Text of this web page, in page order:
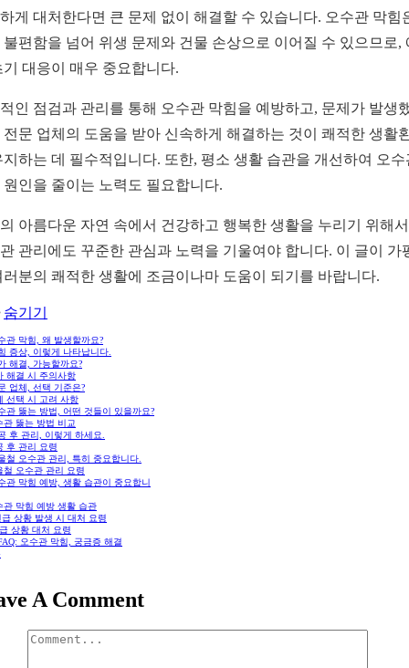
게 대처한다면 큰 문제 없이 해결할 수 있습니다. 오수관 막힘
불편함을 넘어 위생 문제와 건물 손상으로 이어질 수 있으므로,
기 대응이 매우 중요합니다.
인 점검과 관리를 통해 오수관 막힘을 예방하고, 문제가 발생
전문 업체의 도움을 받아 신속하게 해결하는 것이 쾌적한 생활
지하는 데 필수적입니다. 또한, 평소 생활 습관을 개선하여 오수
원인을 줄이는 노력도 필요합니다.
아름다운 자연 속에서 건강하고 행복한 생활을 누리기 위해
관리에도 꾸준한 관심과 노력을 기울여야 합니다. 이 글이 가
러분의 쾌적한 생활에 조금이나마 도움이 되기를 바랍니다.
숨기기
관 막힘, 왜 발생할까요?
증상, 이렇게 나타납니다.
해결, 가능할까요?
해결 시 주의사항
업체, 선택 기준은?
선택 시 고려 사항
관 뚫는 방법, 어떤 것들이 있을까요?
관 뚫는 방법 비교
후 관리, 이렇게 하세요.
후 관리 요령
철 오수관 관리, 특히 중요합니다.
철 오수관 관리 요령
관 막힘 예방, 생활 습관이 중요합니
관 막힘 예방 생활 습관
급 상황 발생 시 대처 요령
상황 대처 요령
오수관 막힘, 궁금증 해결
A Comment